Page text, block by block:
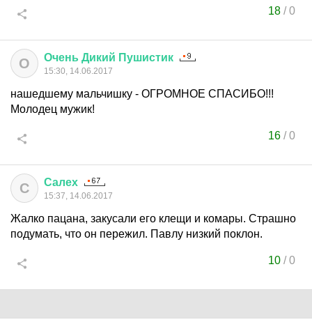
18 /0
О Очень Дикий Пушистик
15:30, 14.06.2017
нашедшему мальчишку - ОГРОМНОЕ СПАСИБО!!!
Молодец мужик!
16 /0
С Салех
15:37, 14.06.2017
Жалко пацана, закусали его клещи и комары. Страшно
подумать, что он пережил. Павлу низкий поклон.
10 /0